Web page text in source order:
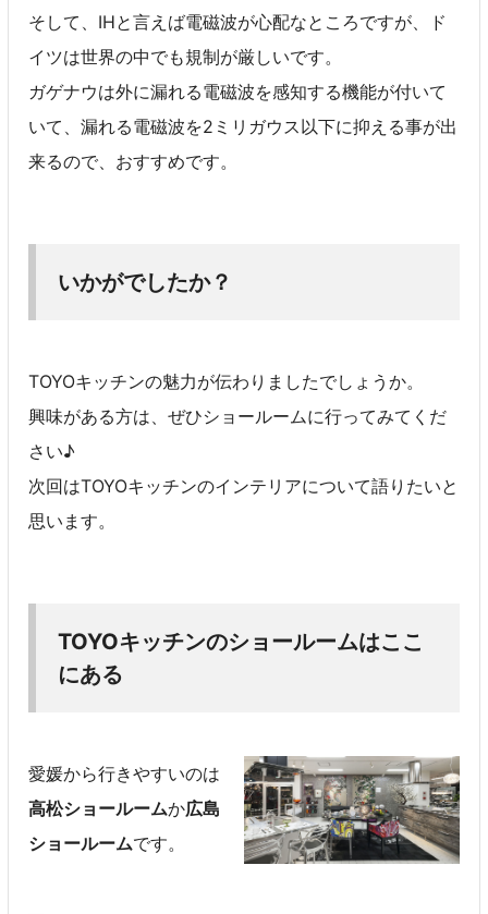
そして、IHと言えば電磁波が心配なところですが、ド
イツは世界の中でも規制が厳しいです。
ガゲナウは外に漏れる電磁波を感知する機能が付いて
いて、漏れる電磁波を2ミリガウス以下に抑える事が出
来るので、おすすめです。
いかがでしたか？
TOYOキッチンの魅力が伝わりましたでしょうか。
興味がある方は、ぜひショールームに行ってみてくだ
さい♪
次回はTOYOキッチンのインテリアについて語りたいと
思います。
TOYOキッチンのショールームはここ
にある
愛媛から行きやすいのは
高松ショールームか広島
ショールームです。